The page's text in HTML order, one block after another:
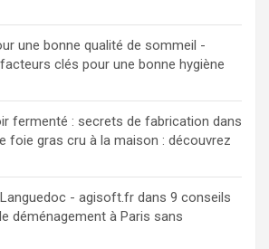
une bonne qualité de sommeil -
clés pour une bonne hygiène
fermenté : secrets de fabrication dans
foie gras cru à la maison : découvrez
- agisoft.fr dans 9 conseils
déménagement à Paris sans